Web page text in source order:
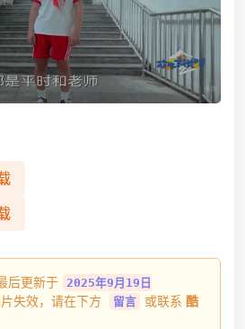
后更新于
2025年9月19日
失效，请在下方 留言 或联系 酷